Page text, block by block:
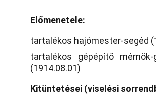
Előmenetele:
tartalékos hajómester-segéd
tartalékos gépépítő mérnök-
(1914.08.01)
Kitüntetései (viselési